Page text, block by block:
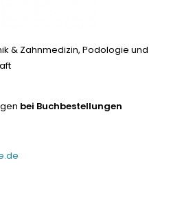
& Zahnmedizin, Podologie und
bei Buchbestellungen